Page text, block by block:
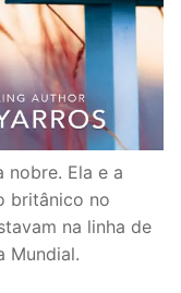
nobre. Ela e a
britânico no
na linha de
Mundial.